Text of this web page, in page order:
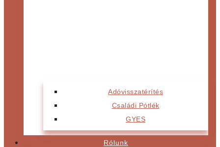
Adóvisszatérítés
Családi Pótlék
GYES
Rólunk